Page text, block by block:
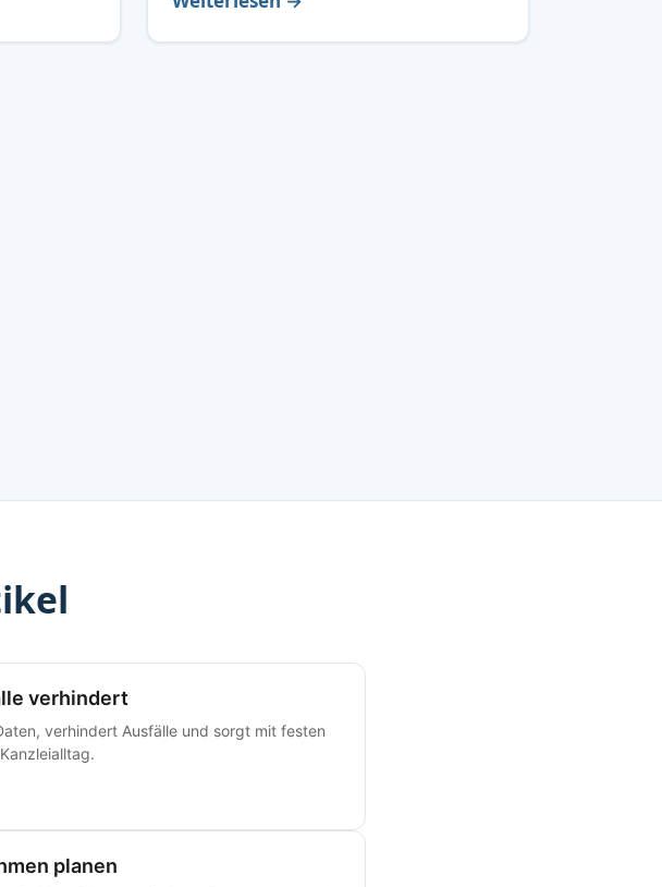
verhindert
verhindert Ausfälle und sorgt mit festen
planen